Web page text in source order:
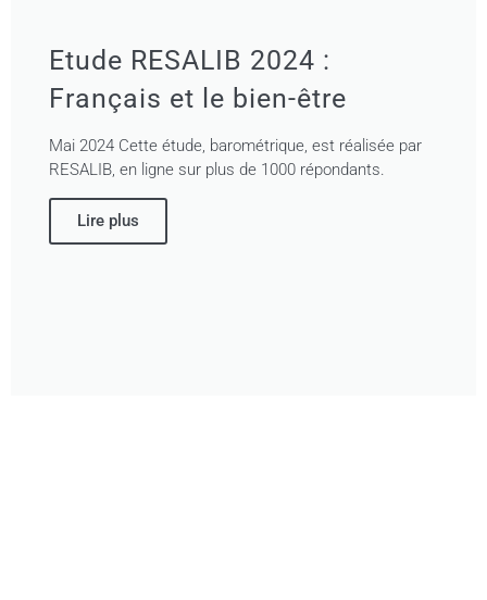
Etude RESALIB 2024 :
Français et le bien-être
Mai 2024 Cette étude, barométrique, est réalisée par
RESALIB, en ligne sur plus de 1000 répondants.
Lire plus